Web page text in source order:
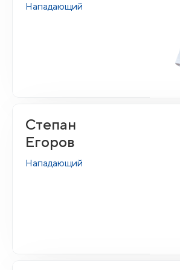
Нападающий
Степан
Егоров
Нападающий